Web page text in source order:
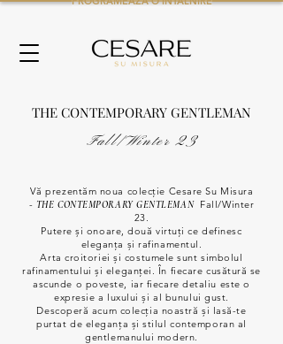
THE CONTEMPORARY GENTLEMAN
Fall/Winter 23
Vă prezentăm noua colecție Cesare Su Misura
- THE CONTEMPORARY GENTLEMAN Fall/Winter
23.
Putere și onoare, două virtuți ce definesc
eleganța și rafinamentul.
Arta croitoriei și costumele sunt simbolul
rafinamentului și eleganței. În fiecare cusătură se
ascunde o poveste, iar fiecare detaliu este o
expresie a luxului și al bunului gust.
Descoperă acum colecția noastră și lasă-te
purtat de eleganța și stilul contemporan al
gentlemanului modern.